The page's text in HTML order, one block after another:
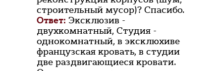
строительный мусор)? Спасибо.
Ответ: Эксклюзив -
двухкомнатный, Студия -
однокомнатный, в эксклюхиве
французская кровать, в студии
две раздвигающиеся кровати.